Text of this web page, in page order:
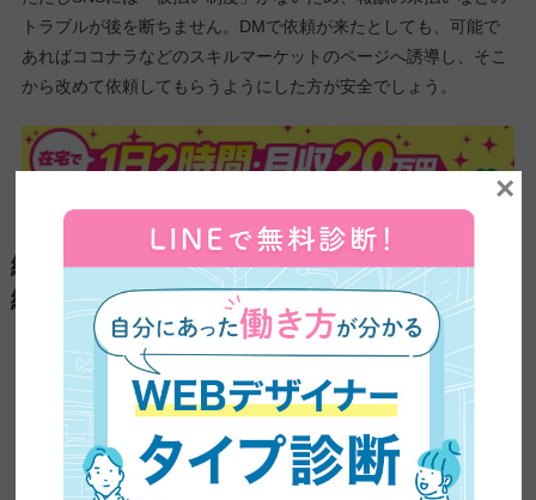
トラブルが後を断ちません。DMで依頼が来たとしても、可能で
あればココナラなどのスキルマーケットのページへ誘導し、そこ
から改めて依頼してもらうようにした方が安全でしょう。
絵（イラスト）の副業で稼ぐ方法【自主制作
編】
続いて、クライアントワークではなく自身でオリジナルイラスト
やグッズを販売して稼ぐ方法を紹介していきます。
副業で稼ぐ方法4：画像サイトに投稿する
×